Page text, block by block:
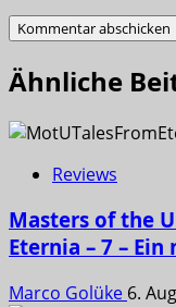
Ähnliche
Reviews
Masters of the
Eternia – 7 –
Marco Golüke 6.